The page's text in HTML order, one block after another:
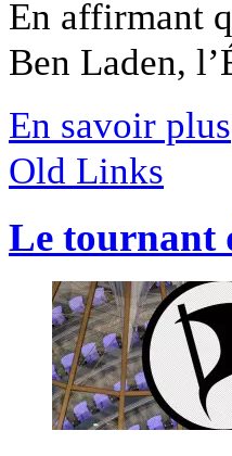
En affirmant
Ben Laden,
En savoir plus
Old Links
Le tournant